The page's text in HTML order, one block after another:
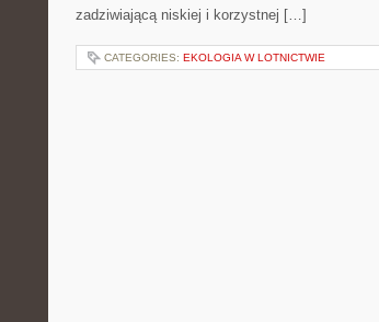
zadziwiającą niskiej i korzystnej […]
CATEGORIES: EKOLOGIA W LOTNICTWIE